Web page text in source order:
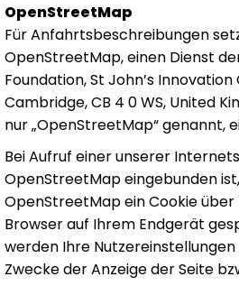
OpenStreetMap
Für Anfahrtsbeschreibungen
OpenStreetMap, einen Dienst
Foundation, St John’s
Cambridge, CB 4 0 WS, United
nur „OpenStreetMap“ genannt,
Bei Aufruf einer unserer
OpenStreetMap eingebunden
OpenStreetMap ein Cookie
Browser auf Ihrem Endgerät
werden Ihre
Zwecke der Anzeige der Seite